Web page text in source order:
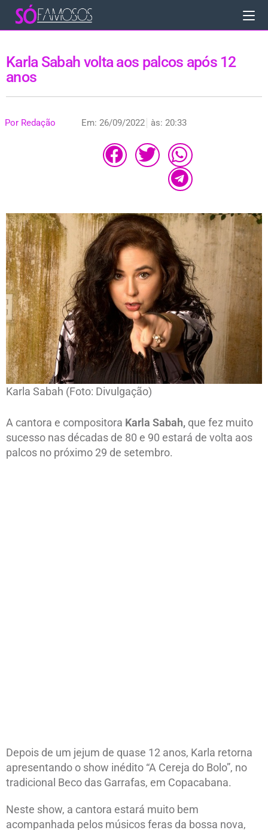
Karla Sabah volta aos palcos após 12
anos
Por Redação Em: 26/09/2022 às: 20:33
Karla Sabah (Foto: Divulgação)
A cantora e compositora Karla Sabah, que fez muito
sucesso nas décadas de 80 e 90 estará de volta aos
palcos no próximo 29 de setembro.
Depois de um jejum de quase 12 anos, Karla retorna
apresentando o show inédito “A Cereja do Bolo”, no
tradicional Beco das Garrafas, em Copacabana.
Neste show, a cantora estará muito bem
acompanhada pelos músicos feras da bossa nova,